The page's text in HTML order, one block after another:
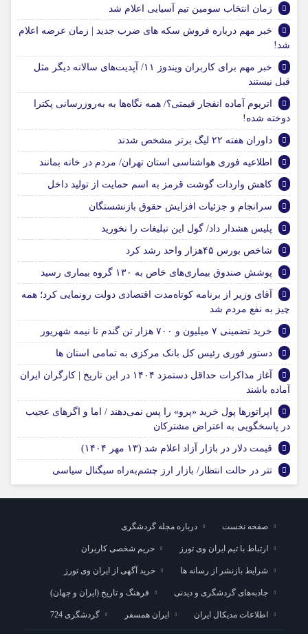
زمان انتخاب سومین تیم آسیایی اعلام شد
خبر مهم درباره فروش سکه های ضرب جدید | زمان عرضه اعلام
شد!
خبر مهم برای کاربران ویندوز ۱۱/ آپدیت‌های سالانه دیگر مثل
قبل نیستند
اتریوم آماده انفجار قیمتی؟/ همه نگاه‌ها به به‌روزرسانی پکترا
دوخته شده!
داوران هفته ۲۲ لیگ برتر مشخص شدند
اطلاعیه فوری هواشناسی استان تهران/ مردم در خانه بمانند
کاهش واردات گوشت قرمز به اسم حمایت از تولید داخل
سرانجام و جزئیات افزایش حقوق بازنشستگان
پلیس هشدار داد/ گول این تبلیغات را نخورید
شاخص بورس ۴۵هزار واحد رشد کرد
پوشش صندوق بیماری‌های خاص به ۱۳۰ گروه بیماری رسید
آقای وزیر از برنامه کوتاه‌مدت اقتصادی دولت رونمایی کرد؛ همه
چیز به نفع مردم شد
خرید تضمینی ۷ میلیون و ۷۰۰ هزار تن گندم تا نیمه شهریور
دستور فوری رئیس کل بانک مرکزی به تمامی استان ها
آغاز مذاکرات حداقل دستمزد ۱۴۰۴ در این تاریخ | کارگران ایران
آماده باشند
اپراتورها پول خرید «پرو» را پس نمی‌دهند / اما و اگرهای عجیب
در پاسخگویی به اعتراض مشترکان
قیمت دلار در بازار آزاد اعلام شد (۱۳ مهر ۱۴۰۴)
تتر در حالت انتظار/ بازار ارز چشم‌به‌راه سیگنال سیاسی
صفحه نخست درباره مجله گردشگری
ارتباط با تیم ایران وی تورز حریم شخصی کاربران
شرایط بازنشر از رسانه ها خرید آگهی از ایران وی تورز
جاذبه‌های گردشگری و دیدنی فرهنگ و تاریخ (ایران و جهان)
اطلاعات مدیکال ایران ایران همسفر گردشگری 724